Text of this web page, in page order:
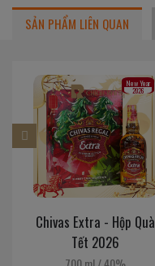
SẢN PHẨM LIÊN QUAN
New Year
2026
Chivas Extra - Hộp Quà
Tết 2026